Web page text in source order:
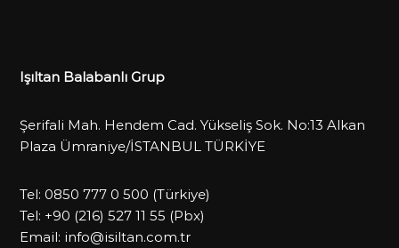
Işıltan Balabanlı Grup
Şerifali Mah. Hendem Cad. Yükseliş Sok. No:13 Alkan
Plaza Ümraniye/İSTANBUL TÜRKİYE
Tel: 0850 777 0 500 (Türkiye)
Tel: +90 (216) 527 11 55 (Pbx)
Email: info@isiltan.com.tr